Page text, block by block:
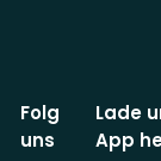
Folg
uns
Lade
App